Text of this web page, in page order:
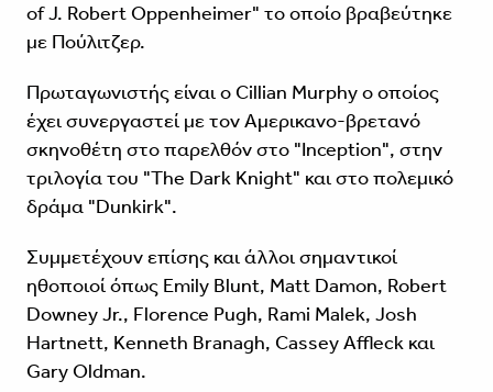
of J. Robert Oppenheimer" το οποίο βραβεύτηκε
με Πούλιτζερ.
Πρωταγωνιστής είναι ο Cillian Murphy ο οποίος
έχει συνεργαστεί με τον Αμερικανο-βρετανό
σκηνοθέτη στο παρελθόν στο "Inception", στην
τριλογία του "The Dark Knight" και στο πολεμικό
δράμα "Dunkirk".
Συμμετέχουν επίσης και άλλοι σημαντικοί
ηθοποιοί όπως Emily Blunt, Matt Damon, Robert
Downey Jr., Florence Pugh, Rami Malek, Josh
Hartnett, Kenneth Branagh, Cassey Affleck και
Gary Oldman.